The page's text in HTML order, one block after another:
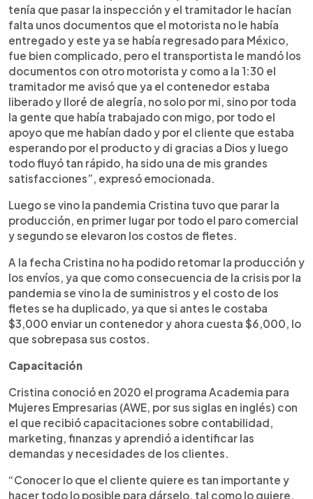
tenía que pasar la inspección y el tramitador le hacían
falta unos documentos que el motorista no le había
entregado y este ya se había regresado para México,
fue bien complicado, pero el transportista le mandó los
documentos con otro motorista y como a la 1:30 el
tramitador me avisó que ya el contenedor estaba
liberado y lloré de alegría, no solo por mi, sino por toda
la gente que había trabajado con migo, por todo el
apoyo que me habían dado y por el cliente que estaba
esperando por el producto y di gracias a Dios y luego
todo fluyó tan rápido, ha sido una de mis grandes
satisfacciones”, expresó emocionada.
Luego se vino la pandemia Cristina tuvo que parar la
producción, en primer lugar por todo el paro comercial
y segundo se elevaron los costos de fletes.
A la fecha Cristina no ha podido retomar la producción y
los envíos, ya que como consecuencia de la crisis por la
pandemia se vino la de suministros y el costo de los
fletes se ha duplicado, ya que si antes le costaba
$3,000 enviar un contenedor y ahora cuesta $6,000, lo
que sobrepasa sus costos.
Capacitación
Cristina conoció en 2020 el programa Academia para
Mujeres Empresarias (AWE, por sus siglas en inglés) con
el que recibió capacitaciones sobre contabilidad,
marketing, finanzas y aprendió a identificar las
demandas y necesidades de los clientes.
“Conocer lo que el cliente quiere es tan importante y
hacer todo lo posible para dárselo, tal como lo quiere,